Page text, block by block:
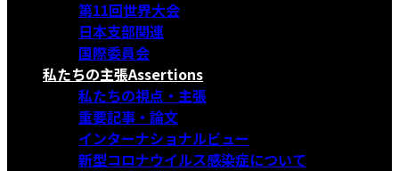
第11回世界大会
日本支部関連
国際委員会
私たちの主張Assertions
私たちの視点・主張
重要記事・論文
インターナショナルビュー
新型コロナウイルス感染症について